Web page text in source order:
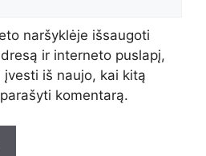
naršyklėje išsaugoti
ir interneto puslapį,
iš naujo, kai kitą
komentarą.